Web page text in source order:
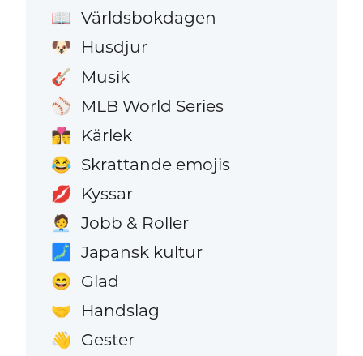
📖 Världsbokdagen
🐶 Husdjur
🎸 Musik
⚾ MLB World Series
👩‍❤️‍💋‍👨 Kärlek
😂 Skrattande emojis
💋 Kyssar
🧑‍💼 Jobb & Roller
🗾 Japansk kultur
😄 Glad
🤝 Handslag
👋 Gester